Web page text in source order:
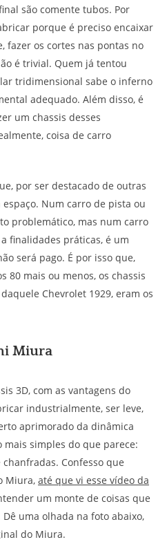
são comente tubos. Por
porque é preciso encaixar
fazer os cortes nas pontas no
é trivial. Quem já tentou
tridimensional sabe o inferno
adequado. Além disso, é
um chassis desses
coisa de carro
por ser destacado de outras
Num carro de pista ou
problemático, mas num carro
finalidades práticas, é um
será pago. É por isso que,
80 mais ou menos, os chassis
Chevrolet 1929, eram os
Miura
3D, com as vantagens do
industrialmente, ser leve,
aprimorado da dinâmica
mais simples do que parece:
Confesso que
Miura, até que vi esse vídeo da
um monte de coisas que
uma olhada na foto abaixo,
do Miura.